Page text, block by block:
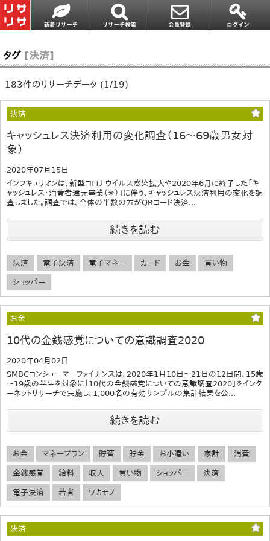
タグ [決済]
183件のリサーチデータ (1/19)
決済
キャッシュレス決済利用の変化調査（16～69歳男女対
象）
2020年07月15日
インフキュリオンは、新型コロナウイルス感染拡大や2020年6月に終了した「キ
ャッシュレス・消費者還元事業（※）」に伴う、キャッシュレス決済利用の変化を調
査しました。調査では、全体の半数の方がQRコード決済...
続きを読む
決済 電子決済 電子マネー カード お金 買い物
ショッパー
お金
10代の金銭感覚についての意識調査2020
2020年04月02日
SMBCコンシューマーファイナンスは、2020年1月10日～21日の12日間、15歳
～19歳の学生を対象に「10代の金銭感覚についての意識調査2020」をインタ
ーネットリサーチで実施し、1,000名の有効サンプルの集計結果を公...
続きを読む
お金 マネープラン 貯蓄 貯金 お小遣い 家計 消費
金銭感覚 給料 収入 買い物 ショッパー 決済
電子決済 若者 ワカモノ
決済